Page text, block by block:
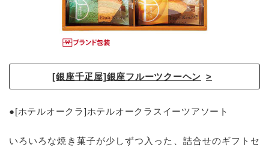
[銀座千疋屋]銀座フルーツクーヘン
●[ホテルオークラ]ホテルオークラスイーツアソート
いろいろな焼き菓子が少しずつ入った、詰合せのギフトセ